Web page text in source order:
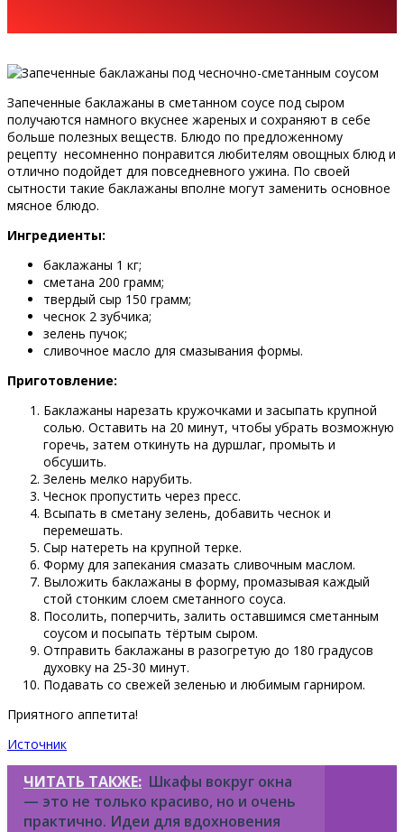
Запеченные баклажаны в сметанном соусе под сыром
получаются намного вкуснее жареных и сохраняют в себе
больше полезных веществ. Блюдо по предложенному
рецепту несомненно понравится любителям овощных блюд и
отлично подойдет для повседневного ужина. По своей
сытности такие баклажаны вполне могут заменить основное
мясное блюдо.
Ингредиенты:
баклажаны 1 кг;
сметана 200 грамм;
твердый сыр 150 грамм;
чеснок 2 зубчика;
зелень пучок;
сливочное масло для смазывания формы.
Приготовление:
Баклажаны нарезать кружочками и засыпать крупной
солью. Оставить на 20 минут, чтобы убрать возможную
горечь, затем откинуть на дуршлаг, промыть и
обсушить.
Зелень мелко нарубить.
Чеснок пропустить через пресс.
Всыпать в сметану зелень, добавить чеснок и
перемешать.
Сыр натереть на крупной терке.
Форму для запекания смазать сливочным маслом.
Выложить баклажаны в форму, промазывая каждый
стой стонким слоем сметанного соуса.
Посолить, поперчить, залить оставшимся сметанным
соусом и посыпать тёртым сыром.
Отправить баклажаны в разогретую до 180 градусов
духовку на 25-30 минут.
Подавать со свежей зеленью и любимым гарниром.
Приятного аппетита!
Источник
ЧИТАТЬ ТАКЖЕ: Шкафы вокруг окна
— это не только красиво, но и очень
практично. Идеи для вдохновения